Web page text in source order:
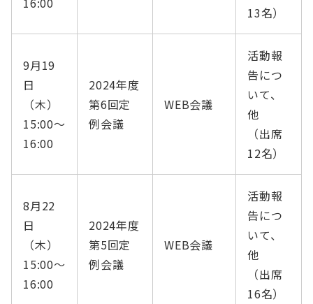
13名）
9月19
日
（木）
15:00〜
16:00
2024年度
第6回定
例会議
WEB会議
活動報
告につ
いて、
他
（出席
12名）
8月22
日
（木）
15:00〜
16:00
2024年度
第5回定
例会議
WEB会議
活動報
告につ
いて、
他
（出席
16名）